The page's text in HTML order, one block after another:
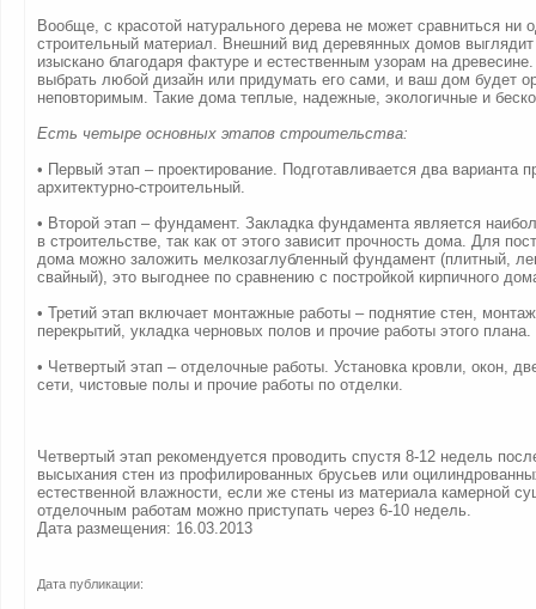
Вообще, с красотой натурального дерева не может сравниться ни
строительный материал. Внешний вид деревянных домов выглядит
изыскано благодаря фактуре и естественным узорам на
выбрать любой дизайн или придумать его сами, и ваш дом будет
неповторимым. Такие дома теплые, надежные, экологичные и
Есть четыре основных этапов строительства:
• Первый этап – проектирование. Подготавливается два варианта
архитектурно-строительный.
• Второй этап – фундамент. Закладка фундамента является
в строительстве, так как от этого зависит прочность дома. Для
дома можно заложить мелкозаглубленный фундамент (плитный,
свайный), это выгоднее по сравнению с постройкой кирпичного
• Третий этап включает монтажные работы – поднятие стен,
перекрытий, укладка черновых полов и прочие работы этого плана.
• Четвертый этап – отделочные работы. Установка кровли, окон,
сети, чистовые полы и прочие работы по отделки.
Четвертый этап рекомендуется проводить спустя 8-12 недель
высыхания стен из профилированных брусьев или
естественной влажности, если же стены из материала камерной
отделочным работам можно приступать через 6-10 недель.
Дата размещения: 16.03.2013
Дата публикации: